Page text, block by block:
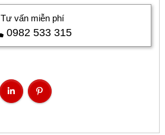
Tư vấn miễn phí
0982 533 315